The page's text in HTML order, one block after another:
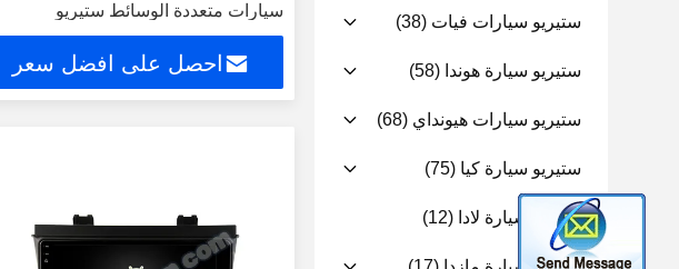
ستيريو سيارات فيات (38)
ستيريو سيارة هوندا (58)
ستيريو سيارات هيونداي (68)
ستيريو سيارة كيا (75)
ستيريو سيارة لادا (12)
سيارات متعددة الوسائط ستيريو
احصل على افضل سعر